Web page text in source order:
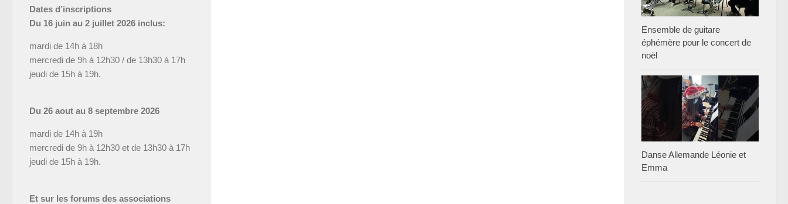
Dates d’inscriptions
Du 16 juin au 2 juillet 2026 inclus:
mardi de 14h à 18h
mercredi de 9h à 12h30 / de 13h30 à 17h
jeudi de 15h à 19h.
Du 26 aout au 8 septembre 2026
mardi de 14h à 19h
mercredi de 9h à 12h30 et de 13h30 à 17h
jeudi de 15h à 19h.
Et sur les forums des associations
Ensemble de guitare
éphémère pour le concert de
noël
Danse Allemande Léonie et
Emma